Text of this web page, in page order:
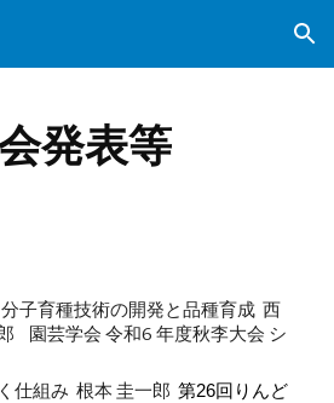
Skip to navigation
発表等
子育種技術の開発と品種育成 西
園芸学会 令和6 年度秋李大会 シ
仕組み 根本 圭一郎第26回りんど